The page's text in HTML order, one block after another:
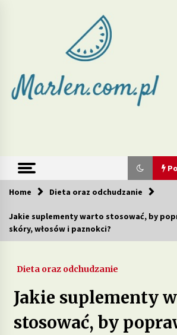
i
Popularne teraz
Jakie produkty w diecie
cellulitem?
Jakie są zalety stosowania
produktach
2 miesiące ago
Home Dieta oraz odchudzanie
Jakie suplementy warto stosować, by
skóry, włosów i paznokci?
Dieta oraz odchudzanie
Jakie suplementy
stosować, by